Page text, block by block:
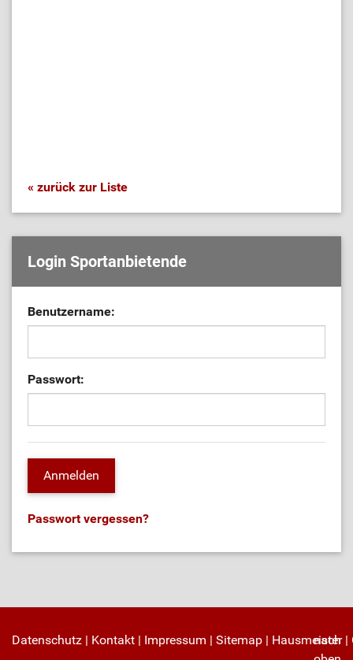
« zurück zur Liste
Login Sportanbietende
Benutzername:
Passwort:
Passwort vergessen?
Datenschutz | Kontakt | Impressum | Sitemap | Hausmeister|
nach